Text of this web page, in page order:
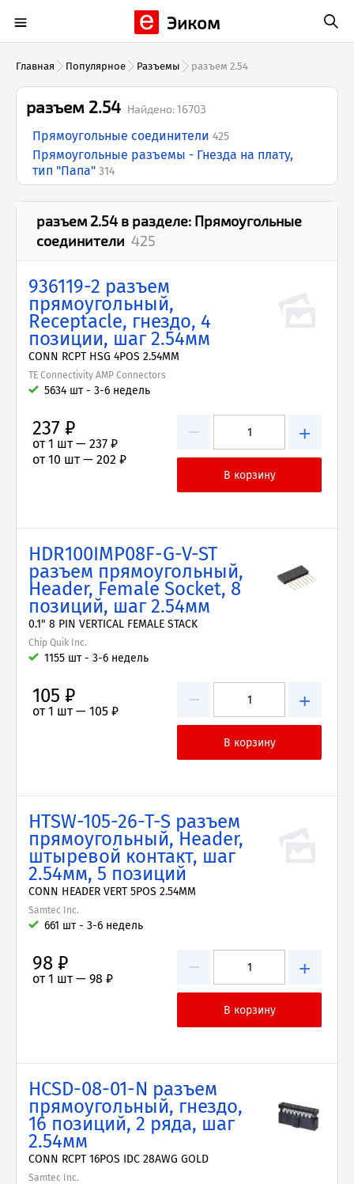
Эиком
Главная Популярное Разъемы разъем 2.54
разъем 2.54 Найдено:16703
Прямоугольные соединители 425
Прямоугольные разъемы - Гнезда на плату,
тип "Папа" 314
разъем 2.54 в разделе: Прямоугольные
соединители 425
936119-2 разъем
прямоугольный,
Receptacle, гнездо, 4
позиции, шаг 2.54мм
CONN RCPT HSG 4POS 2.54MM
TE Connectivity AMP Connectors
5634 шт - 3-6 недель
− +
237 ₽
от 1 шт — 237 ₽
от 10 шт — 202 ₽
HDR100IMP08F-G-V-ST
разъем прямоугольный,
Header, Female Socket, 8
позиций, шаг 2.54мм
0.1" 8 PIN VERTICAL FEMALE STACK
Chip Quik Inc.
1155 шт - 3-6 недель
− +
105 ₽
от 1 шт — 105 ₽
HTSW-105-26-T-S разъем
прямоугольный, Header,
штыревой контакт, шаг
2.54мм, 5 позиций
CONN HEADER VERT 5POS 2.54MM
Samtec Inc.
661 шт - 3-6 недель
− +
98 ₽
от 1 шт — 98 ₽
HCSD-08-01-N разъем
прямоугольный, гнездо,
16 позиций, 2 ряда, шаг
2.54мм
CONN RCPT 16POS IDC 28AWG GOLD
Samtec Inc.